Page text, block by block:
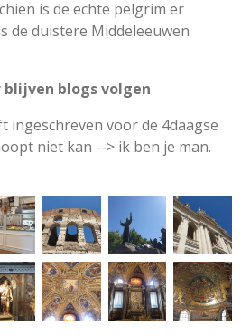
is de echte pelgrim er
de duistere Middeleeuwen
blogs volgen
ingeschreven voor de 4daagse
niet kan --> ik ben je man.